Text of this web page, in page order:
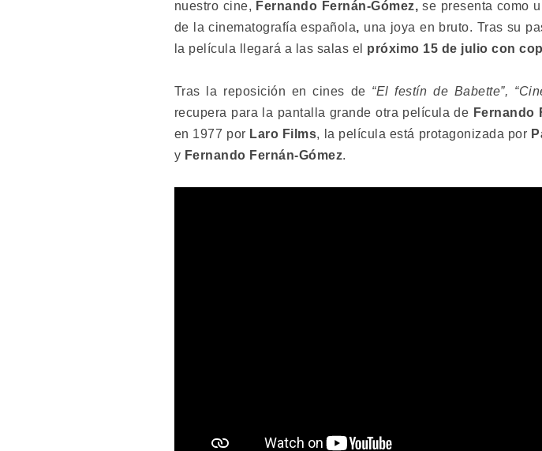
nuestro cine, Fernando Fernán-Gómez,se presenta como
de la cinematografía española, una joya en bruto. Tras su
la película llegará a las salas el próximo 15 de julio con
Tras la reposición en cines de “El festín de Babette”,
recupera para la pantalla grande otra película de Fernando
en 1977 por Laro Films, la película está protagonizada por
y Fernando Fernán-Gómez.